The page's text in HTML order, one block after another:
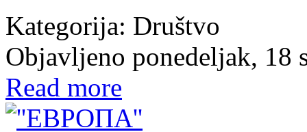
Kategorija: Društvo
Objavljeno ponedeljak, 18
Read more